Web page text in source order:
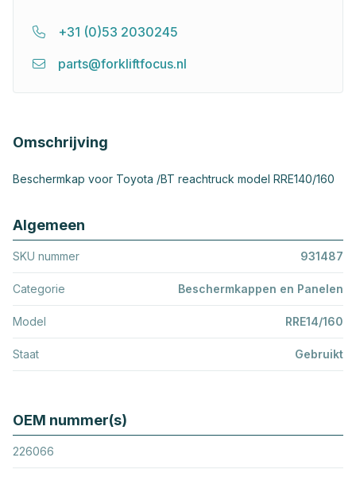
+31 (0)53 2030245
parts@forkliftfocus.nl
Omschrijving
Beschermkap voor Toyota /BT reachtruck model RRE140/160
Algemeen
SKU nummer 931487
Categorie Beschermkappen en Panelen
Model RRE14/160
Staat Gebruikt
OEM nummer(s)
226066